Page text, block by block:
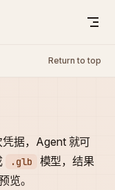
Return to top
据，Agent 就可
.glb
模型，结果
览。